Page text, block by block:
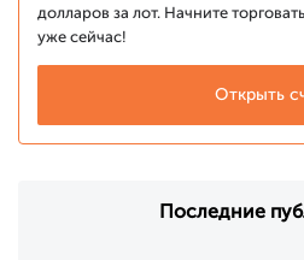
долларов за лот. Начните
уже сейчас!
Открыть
Последние